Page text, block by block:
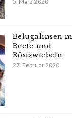
Belugalinsen
Beete und
Röstzwiebeln
27. Februar 2020